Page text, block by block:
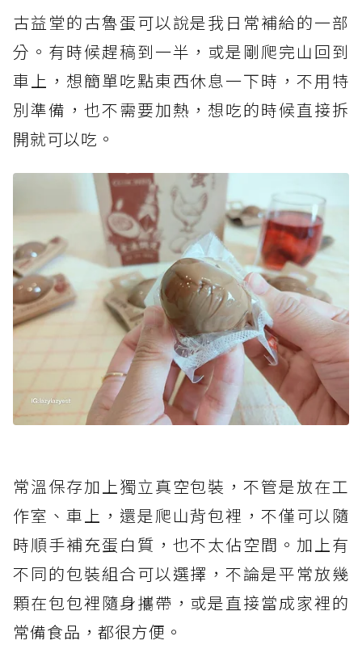
古益堂的古魯蛋可以說是我日常補給的一部
分。有時候趕稿到一半，或是剛爬完山回到
車上，想簡單吃點東西休息一下時，不用特
別準備，也不需要加熱，想吃的時候直接拆
開就可以吃。
常溫保存加上獨立真空包裝，不管是放在工
作室、車上，還是爬山背包裡，不僅可以隨
時順手補充蛋白質，也不太佔空間。加上有
不同的包裝組合可以選擇，不論是平常放幾
顆在包包裡隨身攜帶，或是直接當成家裡的
常備食品，都很方便。